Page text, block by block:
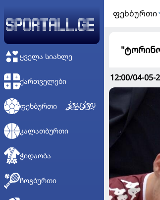
ᲧᲕᲔᲚᲐ ᲡᲘᲐᲮᲚᲔ
ᲥᲐᲠᲗᲕᲔᲚᲔᲑᲘ
ᲤᲔᲮᲑᲣᲠᲗᲘ
ᲙᲐᲚᲐᲗᲑᲣᲠᲗᲘ
ᲭᲘᲓᲐᲝᲑᲐ
ᲩᲝᲒᲑᲣᲠᲗᲘ
ᲤᲔᲮᲑᲣᲠᲗᲘ
12:00/04-05-